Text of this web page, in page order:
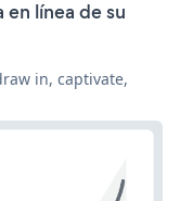
línea de su
in, captivate,